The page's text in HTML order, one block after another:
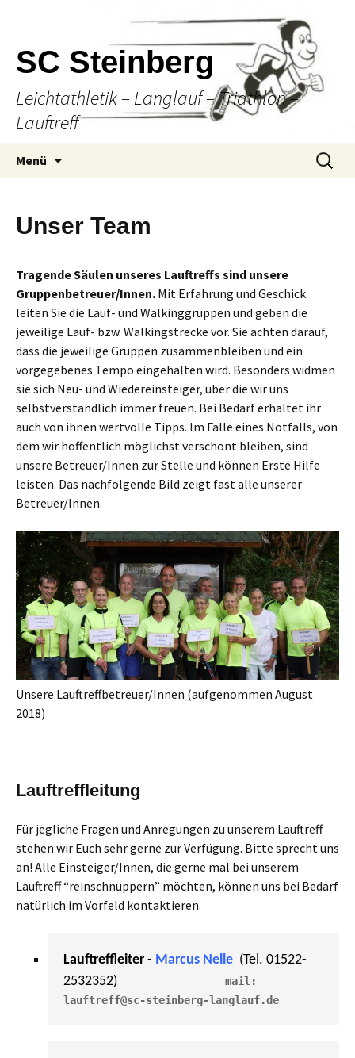
SC Steinberg
Leichtathletik – Langlauf – Triathlon –
Lauftreff
Menü
Suche
nach:
Unser Team
Tragende Säulen unseres Lauftreffs sind unsere
Gruppenbetreuer/Innen. Mit Erfahrung und Geschick
leiten Sie die Lauf- und Walkinggruppen und geben die
jeweilige Lauf- bzw. Walkingstrecke vor. Sie achten darauf,
dass die jeweilige Gruppen zusammenbleiben und ein
vorgegebenes Tempo eingehalten wird. Besonders widmen
sie sich Neu- und Wiedereinsteiger, über die wir uns
selbstverständlich immer freuen. Bei Bedarf erhaltet ihr
auch von ihnen wertvolle Tipps. Im Falle eines Notfalls, von
dem wir hoffentlich möglichst verschont bleiben, sind
unsere Betreuer/Innen zur Stelle und können Erste Hilfe
leisten. Das nachfolgende Bild zeigt fast alle unserer
Betreuer/Innen.
Unsere Lauftreffbetreuer/Innen (aufgenommen August
2018)
Lauftreffleitung
Für jegliche Fragen und Anregungen zu unserem Lauftreff
stehen wir Euch sehr gerne zur Verfügung. Bitte sprecht uns
an! Alle Einsteiger/Innen, die gerne mal bei unserem
Lauftreff “reinschnuppern” möchten, können uns bei Bedarf
natürlich im Vorfeld kontaktieren.
Lauftreffleiter - Marcus Nelle (Tel. 01522-
2532352) mail:
lauftreff@sc-steinberg-langlauf.de